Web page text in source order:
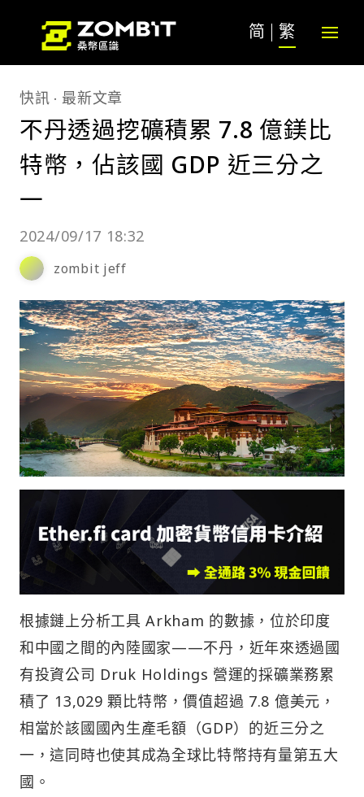
简 繁
快訊 最新文章
不丹透過挖礦積累 7.8 億鎂比
特幣，佔該國 GDP 近三分之
一
2024/09/17 18:32
zombit jeff
根據鏈上分析工具 Arkham 的數據，位於印度
和中國之間的內陸國家——不丹，近年來透過國
有投資公司 Druk Holdings 營運的採礦業務累
積了 13,029 顆比特幣，價值超過 7.8 億美元，
相當於該國國內生產毛額（GDP）的近三分之
一，這同時也使其成為全球比特幣持有量第五大
國。